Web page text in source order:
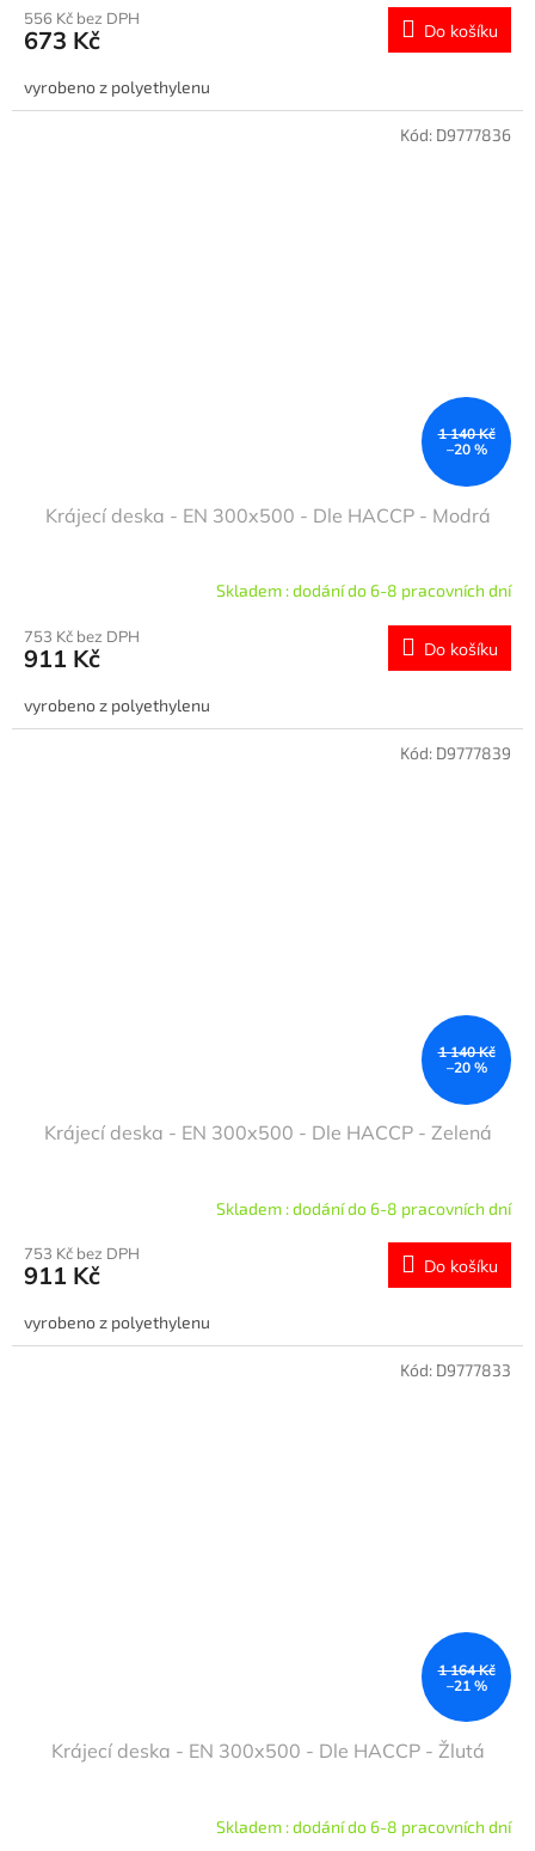
556 Kč bez DPH
673 Kč Do košíku
vyrobeno z polyethylenu
1 140 Kč
–20 %
Krájecí deska - EN 300x500 - Dle HACCP - Modrá
Skladem : dodání do 6-8 pracovních dní
753 Kč bez DPH
911 Kč Do košíku
vyrobeno z polyethylenu
Kód: D9777836
1 140 Kč
–20 %
Krájecí deska - EN 300x500 - Dle HACCP - Zelená
Skladem : dodání do 6-8 pracovních dní
753 Kč bez DPH
911 Kč Do košíku
vyrobeno z polyethylenu
Kód: D9777839
1 164 Kč
–21 %
Krájecí deska - EN 300x500 - Dle HACCP - Žlutá
Skladem : dodání do 6-8 pracovních dní
Kód: D9777833